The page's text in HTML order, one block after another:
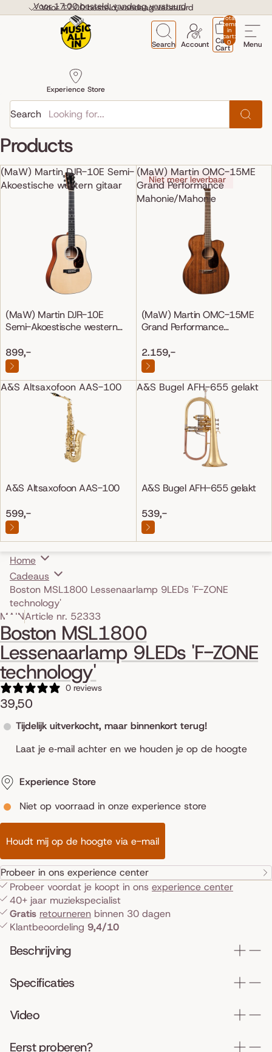
Voor 17:00 besteld, vandaag verstuurd
Voor 17:00 besteld, vandaag verstuurd
Menu
Search
Experience Store
Account
Total
items
in
cart:
0
Cart
Cart
Search
Products
(MaW) Martin DJR-10E Semi-
Akoestische western gitaar
(MaW) Martin DJR-10E
Semi-Akoestische western
899,-
(MaW) Martin OMC-15ME
Grand Performance
Mahonie/Mahonie
Niet meer leverbaar
(MaW) Martin OMC-15ME
Grand Performance
2.159,-
A&S Altsaxofoon AAS-100
A&S Altsaxofoon AAS-100
599,-
A&S Bugel AFH-655 gelakt
A&S Bugel AFH-655 gelakt
539,-
Home
Cadeaus
Boston MSL1800 Lessenaarlamp 9LEDs 'F-ZONE
technology'
Skip to product information
MAINArticle nr. 52333
Boston MSL1800
Lessenaarlamp 9LEDs 'F-ZONE
technology'
0 reviews
39,50
Tijdelijk uitverkocht, maar binnenkort terug!
Laat je e‑mail achter en we houden je op de hoogte
Experience Store
Niet op voorraad in onze experience store
Houdt mij op de hoogte via e-mail
Probeer in ons experience center
Probeer voordat je koopt in ons experience center
40+ jaar muziekspecialist
Gratis retourneren binnen 30 dagen
Klantbeoordeling 9,4/10
Beschrijving
Specificaties
Video
Eerst proberen?